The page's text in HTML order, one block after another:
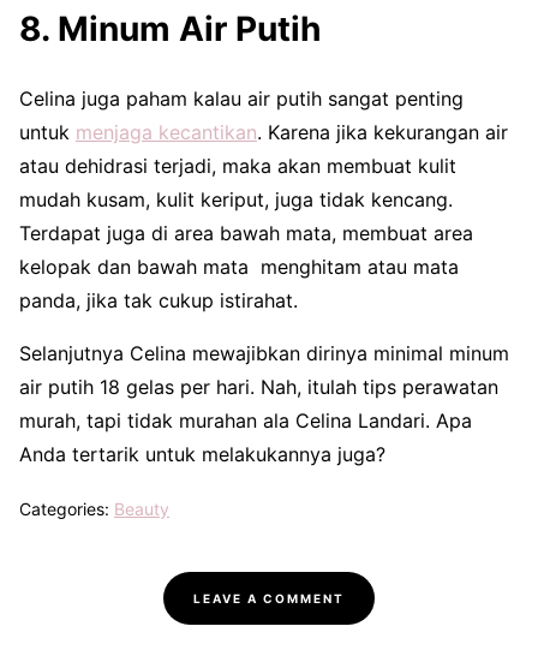
8. Minum Air Putih
Celina juga paham kalau air putih sangat penting
untuk menjaga kecantikan. Karena jika kekurangan air
atau dehidrasi terjadi, maka akan membuat kulit
mudah kusam, kulit keriput, juga tidak kencang.
Terdapat juga di area bawah mata, membuat area
kelopak dan bawah mata menghitam atau mata
panda, jika tak cukup istirahat.
Selanjutnya Celina mewajibkan dirinya minimal minum
air putih 18 gelas per hari. Nah, itulah tips perawatan
murah, tapi tidak murahan ala Celina Landari. Apa
Anda tertarik untuk melakukannya juga?
Categories: Beauty
LEAVE A COMMENT